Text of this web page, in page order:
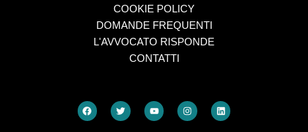
COOKIE POLICY
DOMANDE FREQUENTI
L'AVVOCATO RISPONDE
CONTATTI